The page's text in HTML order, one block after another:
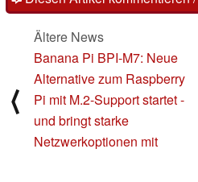
⟨
Ältere News
Banana Pi BPI-M7: Neue
Alternative zum Raspberry
Pi mit M.2-Support startet -
und bringt starke
Netzwerkoptionen mit